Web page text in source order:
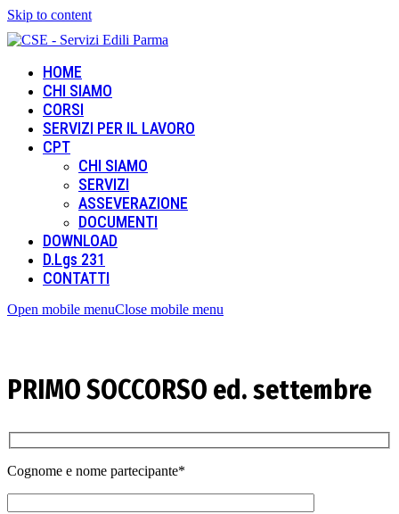
Skip to content
HOME
CHI SIAMO
CORSI
SERVIZI PER IL LAVORO
CPT
CHI SIAMO
SERVIZI
ASSEVERAZIONE
DOCUMENTI
DOWNLOAD
D.Lgs 231
CONTATTI
Open mobile menuClose mobile menu
PRIMO SOCCORSO ed. settembre
Cognome e nome partecipante*